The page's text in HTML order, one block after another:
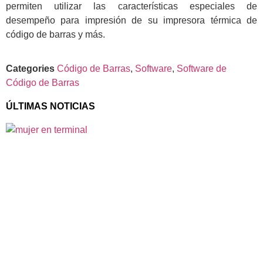
permiten utilizar las características especiales de
desempeño para impresión de su impresora térmica de
código de barras y más.
Categories Código de Barras, Software, Software de
Código de Barras
ÚLTIMAS NOTICIAS